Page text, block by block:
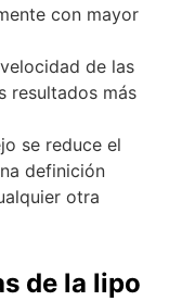
con mayor
de las
resultados más
se reduce el
definición
otra
de la lipo